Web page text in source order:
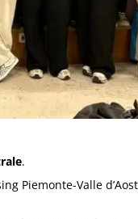
.
Piemonte-Valle